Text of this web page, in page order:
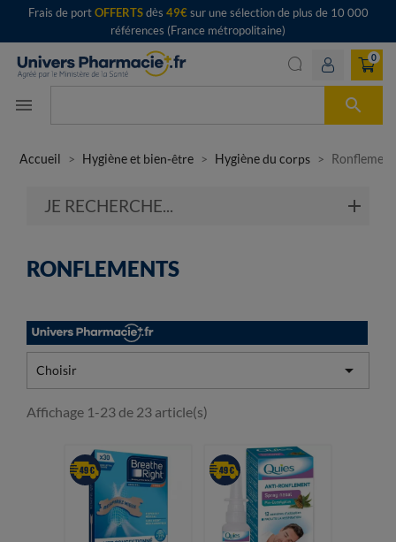
Frais de portOFFERTSdès 49€sur une sélection de plus de 10 000
références (France métropolitaine)
menu 
0
Accueil Hygiène et bien-être Hygiène du corps
JE RECHERCHE...
RONFLEMENTS
Choisir 
Affichage 1-23 de 23 article(s)